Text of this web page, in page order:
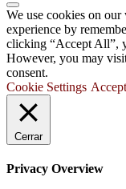
We use cookies on
experience by
clicking “Accept All”,
However, you may
consent.
Cookie Settings
Cerrar
Privacy Overview